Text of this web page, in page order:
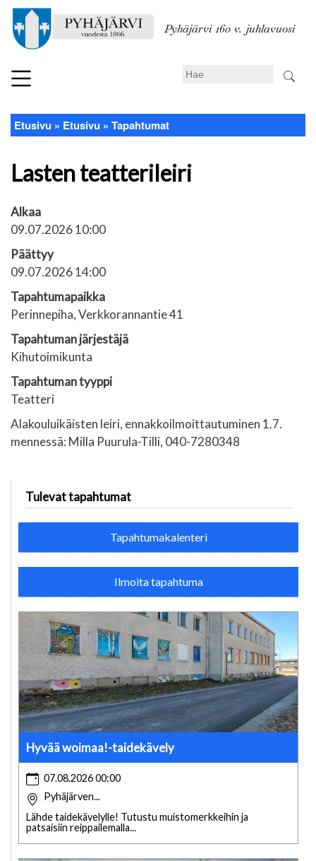
pääsisältöön
Pyhäjärvi 160 v. juhlavuosi
Search
Murupolku
Etusivu Etusivu Tapahtumat
Lasten teatterileiri
Alkaa
09.07.2026 10:00
Päättyy
09.07.2026 14:00
Tapahtumapaikka
Perinnepiha, Verkkorannantie 41
Tapahtuman järjestäjä
Kihutoimikunta
Tapahtuman tyyppi
Teatteri
Alakouluikäisten leiri, ennakkoilmoittautuminen 1.7.
mennessä: Milla Puurula-Tilli, 040-7280348
Tulevat tapahtumat
Tapahtumakalenteri
Ilmoita tapahtuma
Hyvää woimaa!-taidekävely
07.08.2026 00:00
Pyhäjärven...
Lähde taidekävelylle! Tutustu muistomerkkeihin ja
patsaisiin reippailemalla...